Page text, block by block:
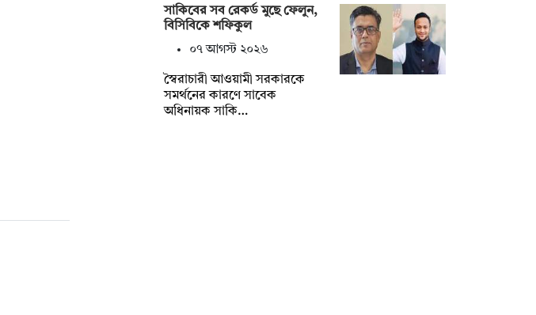
সাকিবের সব রেকর্ড মুছে ফেলুন,
বিসিবিকে শফিকুল
০৭ আগস্ট ২০২৬
স্বৈরাচারী আওয়ামী সরকারকে
সমর্থনের কারণে সাবেক
অধিনায়ক সাকি…